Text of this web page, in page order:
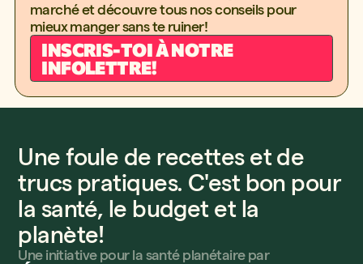
marché et découvre tous nos conseils pour
mieux manger sans te ruiner!
INSCRIS-TOI À NOTRE
INFOLETTRE!
Une foule de recettes et de
trucs pratiques. C'est bon pour
la santé, le budget et la
planète!
Une initiative pour la santé planétaire par